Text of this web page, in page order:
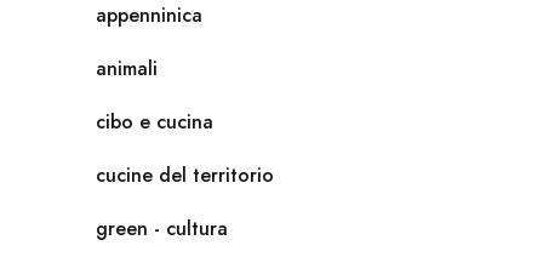
appenninica
animali
cibo e cucina
cucine del territorio
green - cultura